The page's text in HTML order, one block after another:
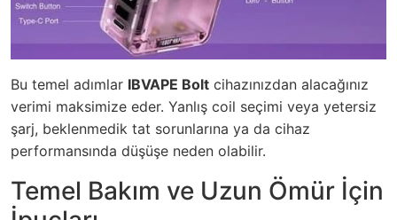
Bu temel adımlar IBVAPE Bolt cihazınızdan alacağınız
verimi maksimize eder. Yanlış coil seçimi veya yetersiz
şarj, beklenmedik tat sorunlarına ya da cihaz
performansında düşüşe neden olabilir.
Temel Bakım ve Uzun Ömür İçin